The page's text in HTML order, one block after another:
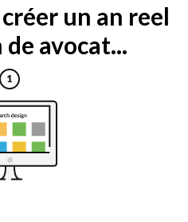
un an reel
avocat...